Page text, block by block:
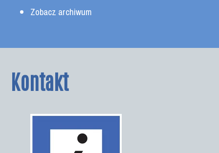
Zobacz archiwum
Kontakt